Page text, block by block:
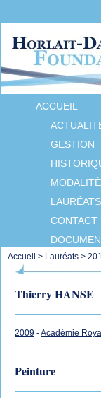
ACCUEIL
GESTION
LAURÉATS
CONTACT
Accueil > Lauréats >
Thierry HANSE
2009 -Académie
Peinture